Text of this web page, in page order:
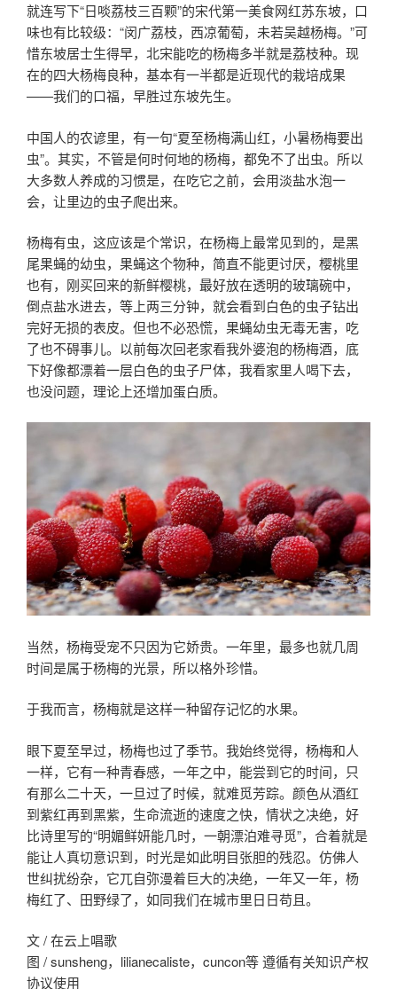
就连写下“日啖荔枝三百颗”的宋代第一美食网红苏东坡，口
味也有比较级：“闵广荔枝，西凉葡萄，未若吴越杨梅。”可
惜东坡居士生得早，北宋能吃的杨梅多半就是荔枝种。现
在的四大杨梅良种，基本有一半都是近现代的栽培成果
——我们的口福，早胜过东坡先生。
中国人的农谚里，有一句“夏至杨梅满山红，小暑杨梅要出
虫”。其实，不管是何时何地的杨梅，都免不了出虫。所以
大多数人养成的习惯是，在吃它之前，会用淡盐水泡一
会，让里边的虫子爬出来。
杨梅有虫，这应该是个常识，在杨梅上最常见到的，是黑
尾果蝇的幼虫，果蝇这个物种，简直不能更讨厌，樱桃里
也有，刚买回来的新鲜樱桃，最好放在透明的玻璃碗中，
倒点盐水进去，等上两三分钟，就会看到白色的虫子钻出
完好无损的表皮。但也不必恐慌，果蝇幼虫无毒无害，吃
了也不碍事儿。以前每次回老家看我外婆泡的杨梅酒，底
下好像都漂着一层白色的虫子尸体，我看家里人喝下去，
也没问题，理论上还增加蛋白质。
当然，杨梅受宠不只因为它娇贵。一年里，最多也就几周
时间是属于杨梅的光景，所以格外珍惜。
于我而言，杨梅就是这样一种留存记忆的水果。
眼下夏至早过，杨梅也过了季节。我始终觉得，杨梅和人
一样，它有一种青春感，一年之中，能尝到它的时间，只
有那么二十天，一旦过了时候，就难觅芳踪。颜色从酒红
到紫红再到黑紫，生命流逝的速度之快，情状之决绝，好
比诗里写的“明媚鲜妍能几时，一朝漂泊难寻觅”，合着就是
能让人真切意识到，时光是如此明目张胆的残忍。仿佛人
世纠扰纷杂，它兀自弥漫着巨大的决绝，一年又一年，杨
梅红了、田野绿了，如同我们在城市里日日苟且。
文 / 在云上唱歌
图 / sunsheng，lilianecaliste，cuncon等 遵循有关知识产权
协议使用